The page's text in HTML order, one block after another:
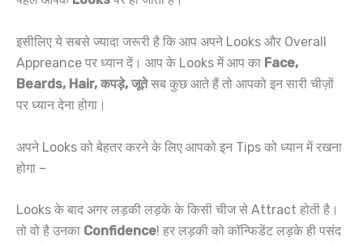
इसीलिए ये सबसे ज्यादा जरूरी है कि आप अपने Looks और Overall
Appreance पर ध्यान दें। आप के Looks में आप का Face,
Beards, Hair, कपड़े, जूतेसब कुछ आते हैं तो आपको इन सारी चीज़ों
पर ध्यान देना होगा।
अपने Looks को बेहतर करने के लिए आपको इन Tips को ध्यान में रखना
होगा –
Looks के बाद अगर लड़की लड़के के किसी चीज से Attract होती है।
तो वो है उनका Confidence! हर लड़की को कॉन्फिडेंट लड़के ही पसंद